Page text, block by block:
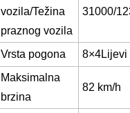
vozila/Težina
praznog vozila
31000/
Vrsta pogona 8×4Lijevi
Maksimalna
brzina
82 km/h